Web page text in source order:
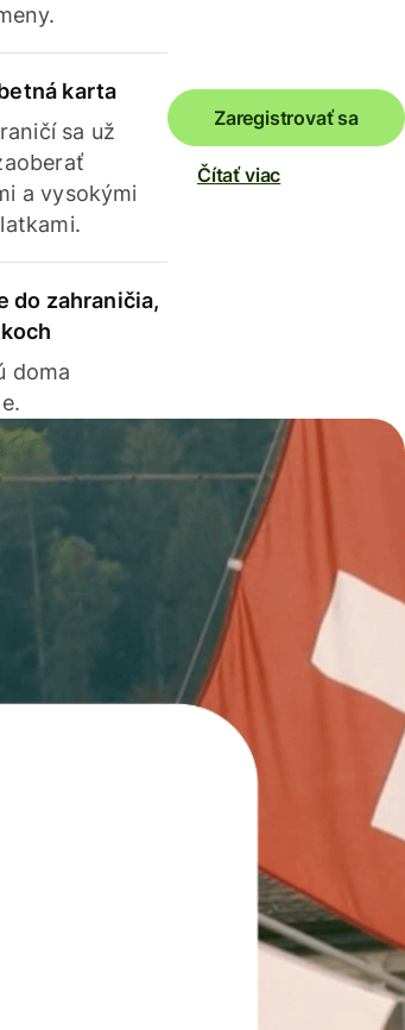
karta
sa už
a vysokými
do zahraničia,
doma
Zaregistrovať sa
Čítať viac